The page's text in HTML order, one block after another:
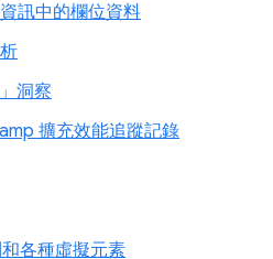
訊中的欄位資料
洞察
擴充效能追蹤記錄
各種虛擬元素